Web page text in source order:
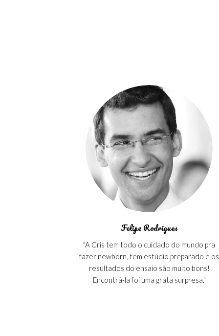
Felipe Rodrigues
"A Cris tem todo o cuidado do mundo pra
fazer newborn, tem estúdio preparado e os
resultados do ensaio são muito bons!
Encontrá-la foi uma grata surpresa."